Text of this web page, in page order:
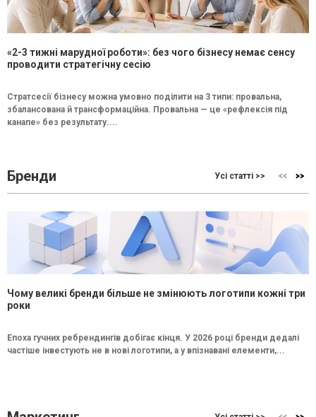
«2-3 тижні марудної роботи»: без чого бізнесу немає сенсу
проводити стратегічну сесію
Стратсесії бізнесу можна умовно поділити на 3 типи: провальна,
збалансована й трансформаційна. Провальна — це «рефлексія під
канапе» без результату....
Бренди Усі статті >>
Чому великі бренди більше не змінюють логотипи кожні три
роки
Епоха гучних ребрендингів добігає кінця. У 2026 році бренди дедалі
частіше інвестують не в нові логотипи, а у впізнавані елементи,...